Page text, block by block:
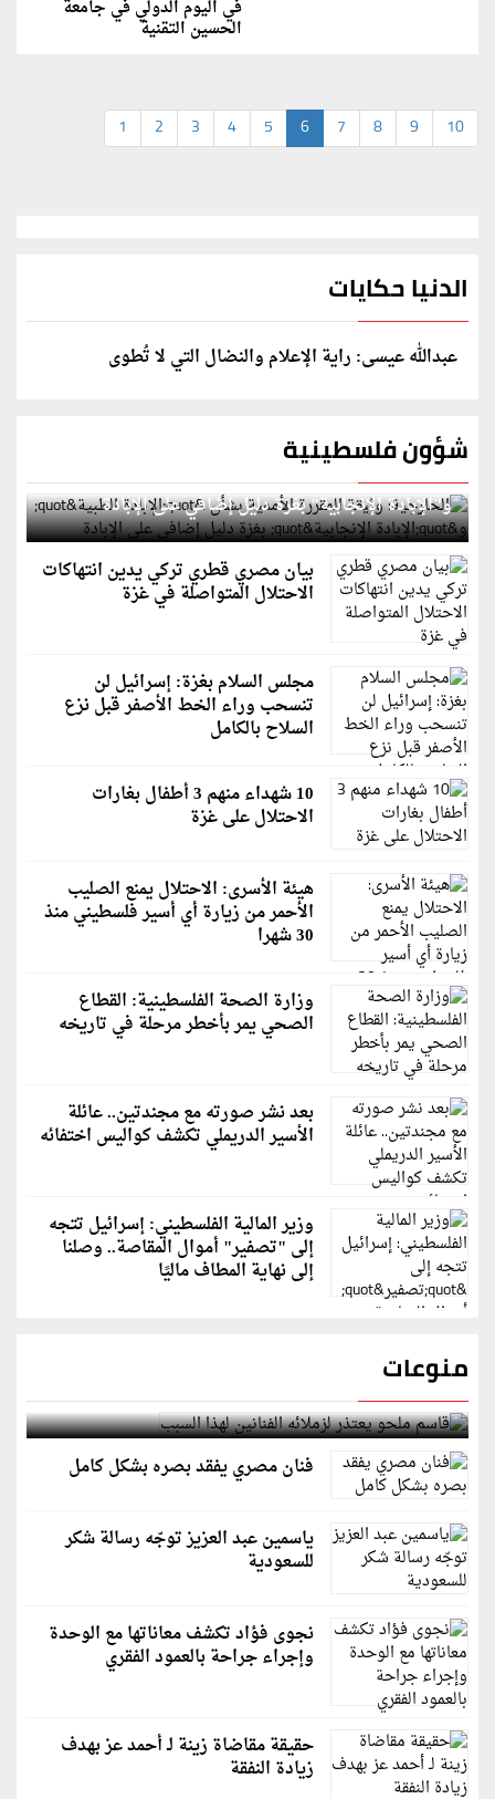
في اليوم الدولي في جامعة
الحسين التقنية
1 2 3 4 5 6 7 8 9 10
الدنيا حكايات
عبدالله عيسى: راية الإعلام والنضال التي لا تُطوى
شؤون فلسطينية
الخارجية: وثيقة المقررة الأممية بشأن "الإبادة الطبية"
و"الإبادة الإنجابية" بغزة دليل إضافي على الإبادة
بيان مصري قطري تركي يدين انتهاكات
الاحتلال المتواصلة في غزة
مجلس السلام بغزة: إسرائيل لن
تنسحب وراء الخط الأصفر قبل نزع
السلاح بالكامل
10 شهداء منهم 3 أطفال بغارات
الاحتلال على غزة
هيئة الأسرى: الاحتلال يمنع الصليب
الأحمر من زيارة أي أسير فلسطيني منذ
30 شهرا
وزارة الصحة الفلسطينية: القطاع
الصحي يمر بأخطر مرحلة في تاريخه
بعد نشر صورته مع مجندتين.. عائلة
الأسير الدريملي تكشف كواليس اختفائه
وزير المالية الفلسطيني: إسرائيل تتجه
إلى "تصفير" أموال المقاصة.. وصلنا
إلى نهاية المطاف ماليًا
منوعات
قاسم ملحو يعتذر لزملائه الفنانين لهذا السبب
فنان مصري يفقد بصره بشكل كامل
ياسمين عبد العزيز توجّه رسالة شكر
للسعودية
نجوى فؤاد تكشف معاناتها مع الوحدة
وإجراء جراحة بالعمود الفقري
حقيقة مقاضاة زينة لـ أحمد عز بهدف
زيادة النفقة